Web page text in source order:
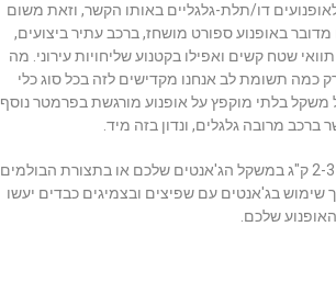
דו/תלת-גלגליים באותו הקשר, וזאת משום
באופנוע ספורט מושחז, ברכב עתיר ביצועים,
שטח קשים ואפילו בקטנוע שליחויות עירוני. מה
כמה תשומת לב אנחנו מקדישים לזה בכל סוג כלי
בלתי מוקפץ על אופנוע מורגשת בפרמטר נוסף
מרובה גלגלים, ונדון בזה מיד.
אם תקראו את כל הכתבה תבינו גם אתם למה הפחתה של 2-3 ק"ג במשקל הג'אנטים שלכם או בתצורת הבולמים
בג'אנטים עם שפיצים ובצמיגים כבדים יעשו
שלכם.